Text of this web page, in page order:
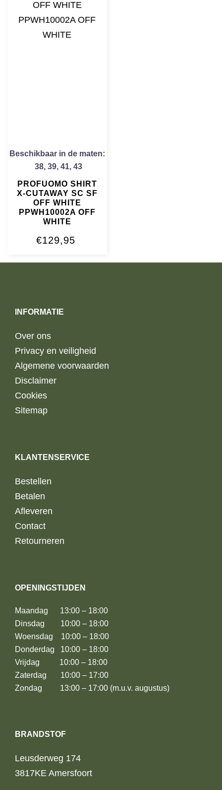
Beschikbaar in de maten:
38, 39, 41, 43
PROFUOMO SHIRT
X-CUTAWAY SC SF
OFF WHITE
PPWH10002A OFF
WHITE
€129,95
INFORMATIE
Over ons
Privacy en veiligheid
Algemene voorwaarden
Disclaimer
Cookies
Sitemap
KLANTENSERVICE
Bestellen
Betalen
Afleveren
Contact
Retourneren
OPENINGSTIJDEN
Maandag 13:00 – 18:00
Dinsdag 10:00 – 18:00
Woensdag 10:00 – 18:00
Donderdag 10:00 – 18:00
Vrijdag 10:00 – 18:00
Zaterdag 10:00 – 17:00
Zondag 13:00 – 17:00 (m.u.v. augustus)
BRANDSTOF
Leusderweg 174
3817KE Amersfoort